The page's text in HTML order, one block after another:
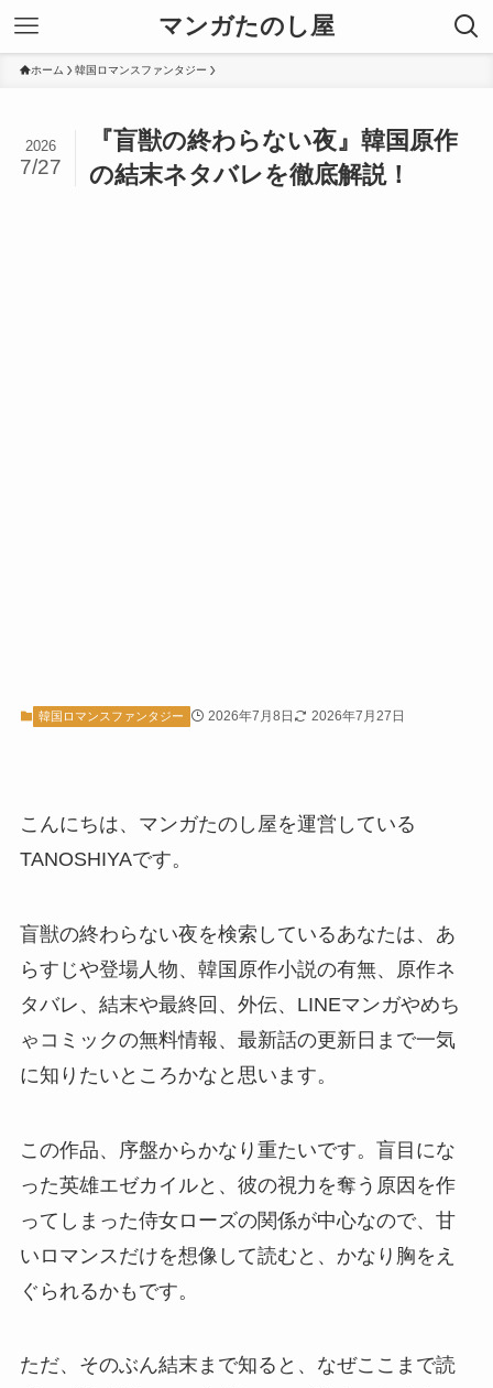
マンガたのし屋
ホーム 韓国ロマンスファンタジー
『盲獣の終わらない夜』韓国原作
の結末ネタバレを徹底解説！
2026
7/27
韓国ロマンスファンタジー 2026年7月8日 2026年7月27日
こんにちは、マンガたのし屋を運営している
TANOSHIYAです。
盲獣の終わらない夜を検索しているあなたは、あ
らすじや登場人物、韓国原作小説の有無、原作ネ
タバレ、結末や最終回、外伝、LINEマンガやめち
ゃコミックの無料情報、最新話の更新日まで一気
に知りたいところかなと思います。
この作品、序盤からかなり重たいです。盲目にな
った英雄エゼカイルと、彼の視力を奪う原因を作
ってしまった侍女ローズの関係が中心なので、甘
いロマンスだけを想像して読むと、かなり胸をえ
ぐられるかもです。
ただ、そのぶん結末まで知ると、なぜここまで読